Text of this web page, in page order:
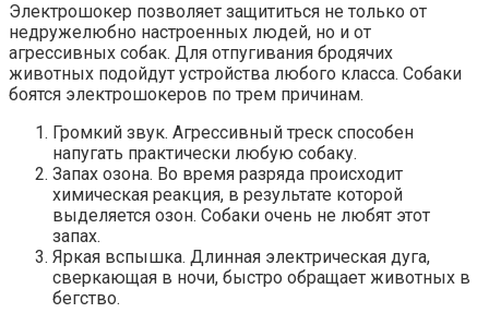
Электрошокер позволяет защититься не только от
недружелюбно настроенных людей, но и от
агрессивных собак. Для отпугивания бродячих
животных подойдут устройства любого класса. Собаки
боятся электрошокеров по трем причинам.
Громкий звук. Агрессивный треск способен
напугать практически любую собаку.
Запах озона. Во время разряда происходит
химическая реакция, в результате которой
выделяется озон. Собаки очень не любят этот
запах.
Яркая вспышка. Длинная электрическая дуга,
сверкающая в ночи, быстро обращает животных в
бегство.